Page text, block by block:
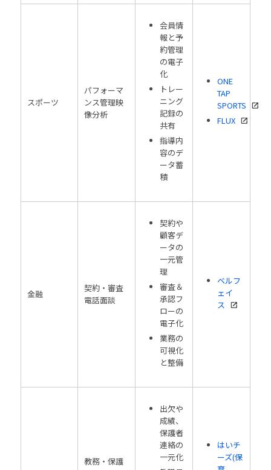
スポーツ
パフォーマ
ンス管理映
像分析
会員情
報と予
約管理
の電子
化
トレー
ニング
記録の
共有
指導内
容のデ
ータ蓄
積
ONE
TAP
SPORTS
FLUX
金融
契約・審査
電話面談
契約や
顧客デ
ータの
一元管
理
審査＆
承認フ
ローの
電子化
業務の
可視化
と整備
ベルフ
ェイ
ス
教務・保護
出欠や
成績、
保護者
連絡の
一元化
はいチ
ーズ(保